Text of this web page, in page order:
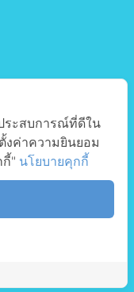
ระสบการณ์ที่ดีใน
งค่าความยินยอม
" นโยบายคุกกี้